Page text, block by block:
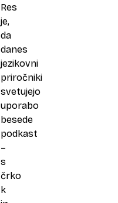
Res
je,
da
danes
jezikovni
priročniki
svetujejo
uporabo
besede
podkast
–
s
črko
k